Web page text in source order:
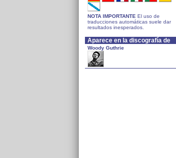
NOTA IMPORTANTE El uso de
traducciones automáticas suele dar
resultados inesperados.
Aparece en la discografía de
Woody Guthrie